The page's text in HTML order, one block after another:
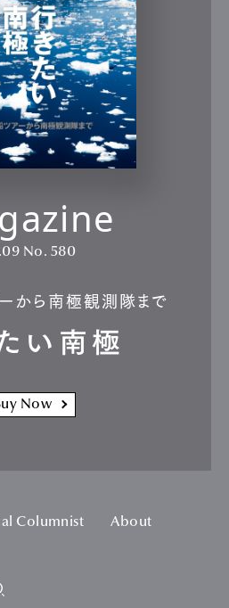
No. 580
から南極観測隊まで
い南極
Now
Columnist
About